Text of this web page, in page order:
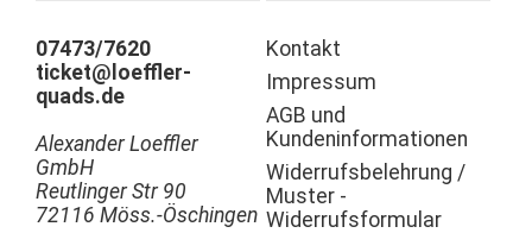
07473/7620
ticket@loeffler-
quads.de
Alexander Loeffler
GmbH
Reutlinger Str 90
72116 Möss.-Öschingen
Kontakt
Impressum
AGB und
Kundeninformationen
Widerrufsbelehrung /
Muster -
Widerrufsformular